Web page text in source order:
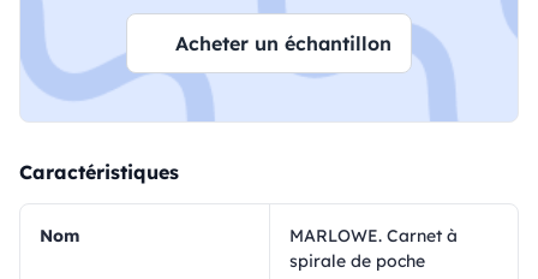
Acheter un échantillon
Caractéristiques
Nom
MARLOWE. Carnet à
spirale de poche